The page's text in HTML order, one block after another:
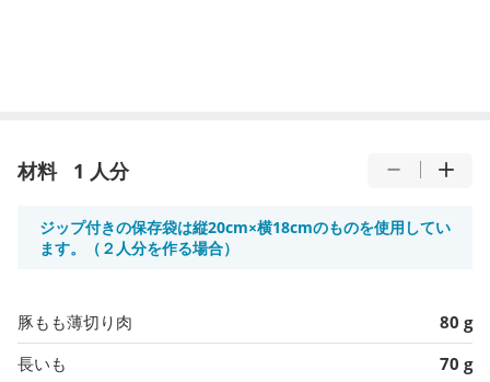
材料 1 人分
ジップ付きの保存袋は縦20cm×横18cmのものを使用してい
ます。（２人分を作る場合）
豚もも薄切り肉
80 g
長いも
70 g